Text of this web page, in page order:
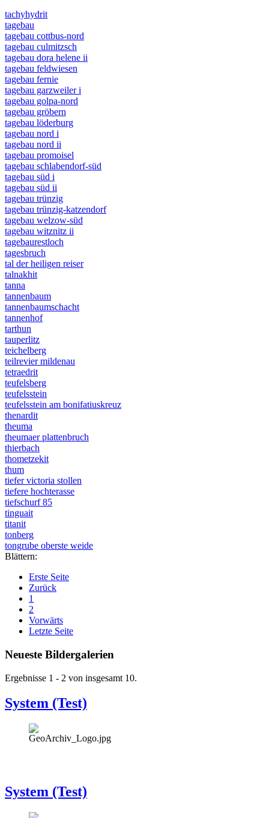
tachyhydrit
tagebau
tagebau cottbus-nord
tagebau culmitzsch
tagebau dora helene ii
tagebau feldwiesen
tagebau fernie
tagebau garzweiler i
tagebau golpa-nord
tagebau gröbern
tagebau löderburg
tagebau nord i
tagebau nord ii
tagebau promoisel
tagebau schlabendorf-süd
tagebau süd i
tagebau süd ii
tagebau trünzig
tagebau trünzig-katzendorf
tagebau welzow-süd
tagebau witznitz ii
tagebaurestloch
tagesbruch
tal der heiligen reiser
talnakhit
tanna
tannenbaum
tannenbaumschacht
tannenhof
tarthun
tauperlitz
teichelberg
teilrevier mildenau
tetraedrit
teufelsberg
teufelsstein
teufelsstein am bonifatiuskreuz
thenardit
theuma
theumaer plattenbruch
thierbach
thometzekit
thum
tiefer victoria stollen
tiefere hochterasse
tiefschurf 85
tinguait
titanit
tonberg
tongrube oberste weide
Blättern:
Erste Seite
Zurück
1
2
Vorwärts
Letzte Seite
Neueste Bildergalerien
Ergebnisse 1 - 2 von insgesamt 10.
System (Test)
System (Test)